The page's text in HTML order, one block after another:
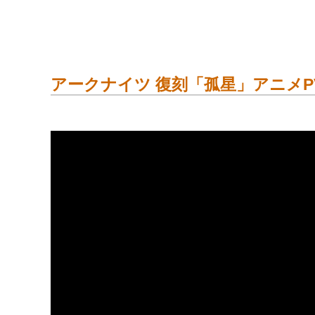
アークナイツ 復刻「孤星」アニメ